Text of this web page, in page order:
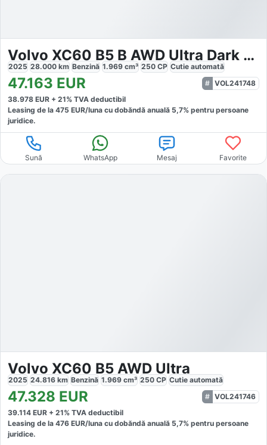
Volvo XC60 B5 B AWD Ultra Dark Business
2025 28.000 km Benzină 1.969 cm³ 250 CP Cutie automată
47.163 EUR
VOL241748
38.978 EUR + 21% TVA deductibil
Leasing de la 475 EUR/luna cu dobăndă anuală 5,7% pentru persoane
juridice.
Sună WhatsApp Mesaj Favorite
Volvo XC60 B5 AWD Ultra
2025 24.816 km Benzină 1.969 cm³ 250 CP Cutie automată
47.328 EUR
VOL241746
39.114 EUR + 21% TVA deductibil
Leasing de la 476 EUR/luna cu dobăndă anuală 5,7% pentru persoane
juridice.